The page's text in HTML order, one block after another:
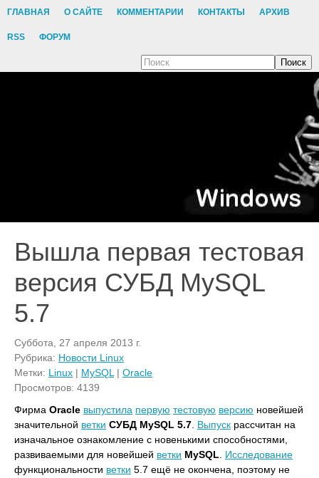
ГЛАВНАЯ О САЙТЕ КОММЕНТАРИИ КОНТАКТЫ АРХИВ
RSS ФОРУМ
Поиск
Вышла первая тестовая
версия СУБД MySQL
5.7
Суббота, 27 апреля 2013 г.
Рубрика: Новости Linux
Метки: Linux | MySQL | Oracle
Просмотров: 4139
Фирма Oracle выпустила первую тестовую версию новейшей
значительной ветки СУБД MySQL 5.7 Выпуск рассчитан на
изначальное ознакомление с новенькими способностями,
развиваемыми для новейшей ветки MySQL
Исследование
функциональности ветки 5.7 ещё не окончена, поэтому не